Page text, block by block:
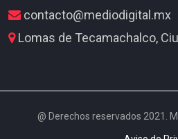
contacto@mediodigital.mx
Lomas de Tecamachalco,
@ Derechos reservados 2021.